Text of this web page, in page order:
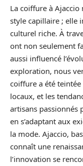
La coiffure à Ajaccio
style capillaire ; elle
culturel riche. À
ont non seulement
aussi influencé
exploration, nous
coiffure a été teintée
locaux, et les
artisans passionnés
en s’adaptant aux
la mode. Ajaccio,
connaît une
l’innovation se